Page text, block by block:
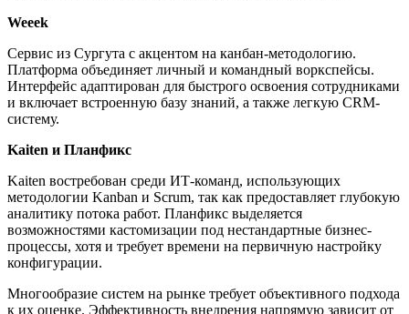
Weeek
Сервис из Сургута с акцентом на канбан-методологию.
Платформа объединяет личный и командный воркспейсы.
Интерфейс адаптирован для быстрого освоения сотрудниками
и включает встроенную базу знаний, а также легкую CRM-
систему.
Kaiten и Планфикс
Kaiten востребован среди ИТ-команд, использующих
методологии Kanban и Scrum, так как предоставляет глубокую
аналитику потока работ. Планфикс выделяется
возможностями кастомизации под нестандартные бизнес-
процессы, хотя и требует времени на первичную настройку
конфигурации.
Многообразие систем на рынке требует объективного подхода
к их оценке. Эффективность внедрения напрямую зависит от